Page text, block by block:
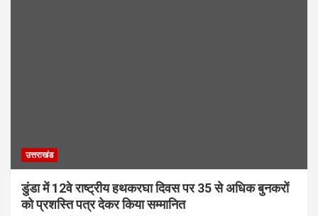
उत्तराखंड
डुंडा में 12वे राष्ट्रीय हथकरघा दिवस पर 35 से अधिक बुनकरों
को प्रशस्ति पत्र देकर किया सम्मानित